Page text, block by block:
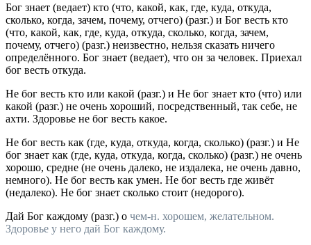
Бог знает (ведает) кто (что, какой, как, где, куда, откуда,
сколько, когда, зачем, почему, отчего) (разг.) и Бог весть кто
(что, какой, как, где, куда, откуда, сколько, когда, зачем,
почему, отчего) (разг.) неизвестно, нельзя сказать ничего
определённого. Бог знает (ведает), что он за человек. Приехал
бог весть откуда.
Не бог весть кто или какой (разг.) и Не бог знает кто (что) или
какой (разг.) не очень хороший, посредственный, так себе, не
ахти. Здоровье не бог весть какое.
Не бог весть как (где, куда, откуда, когда, сколько) (разг.) и Не
бог знает как (где, куда, откуда, когда, сколько) (разг.) не очень
хорошо, средне (не очень далеко, не издалека, не очень давно,
немного). Не бог весть как умен. Не бог весть где живёт
(недалеко). Не бог знает сколько стоит (недорого).
Дай Бог каждому (разг.) о чем-н. хорошем, желательном.
Здоровье у него дай Бог каждому.